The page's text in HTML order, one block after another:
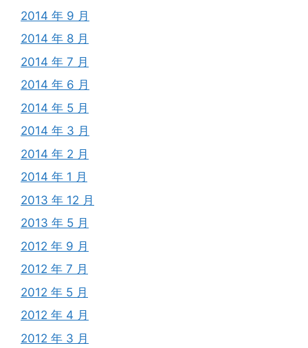
2014 年 9 月
2014 年 8 月
2014 年 7 月
2014 年 6 月
2014 年 5 月
2014 年 3 月
2014 年 2 月
2014 年 1 月
2013 年 12 月
2013 年 5 月
2012 年 9 月
2012 年 7 月
2012 年 5 月
2012 年 4 月
2012 年 3 月